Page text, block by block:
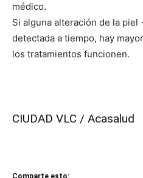
médico.
Si alguna alteración de la
detectada a tiempo, hay
los tratamientos funcionen.
CIUDAD VLC / Acasalud
Comparte esto: